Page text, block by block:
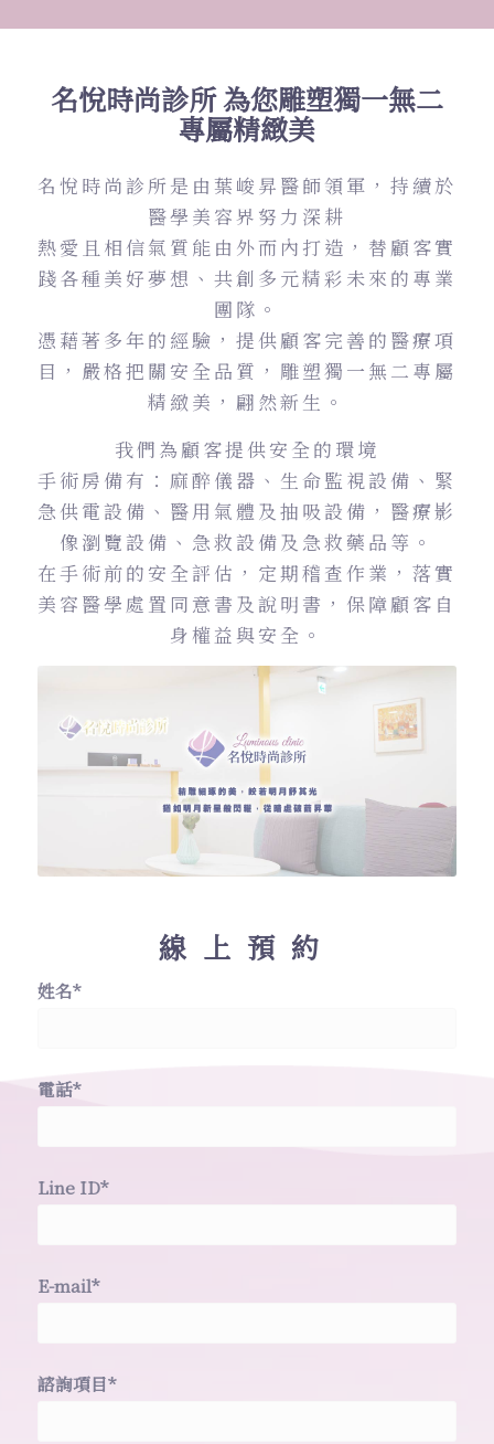
名悅時尚診所 為您雕塑獨一無二
專屬精緻美
名悅時尚診所是由葉峻昇醫師領軍，持續於
醫學美容界努力深耕
熱愛且相信氣質能由外而內打造，替顧客實
踐各種美好夢想、共創多元精彩未來的專業
團隊。
憑藉著多年的經驗，提供顧客完善的醫療項
目，嚴格把關安全品質，雕塑獨一無二專屬
精緻美，翩然新生。
我們為顧客提供安全的環境
手術房備有：麻醉儀器、生命監視設備、緊
急供電設備、醫用氣體及抽吸設備，醫療影
像瀏覽設備、急救設備及急救藥品等。
在手術前的安全評估，定期稽查作業，落實
美容醫學處置同意書及說明書，保障顧客自
身權益與安全。
線上預約
姓名*
電話*
Line ID*
E-mail*
諮詢項目*